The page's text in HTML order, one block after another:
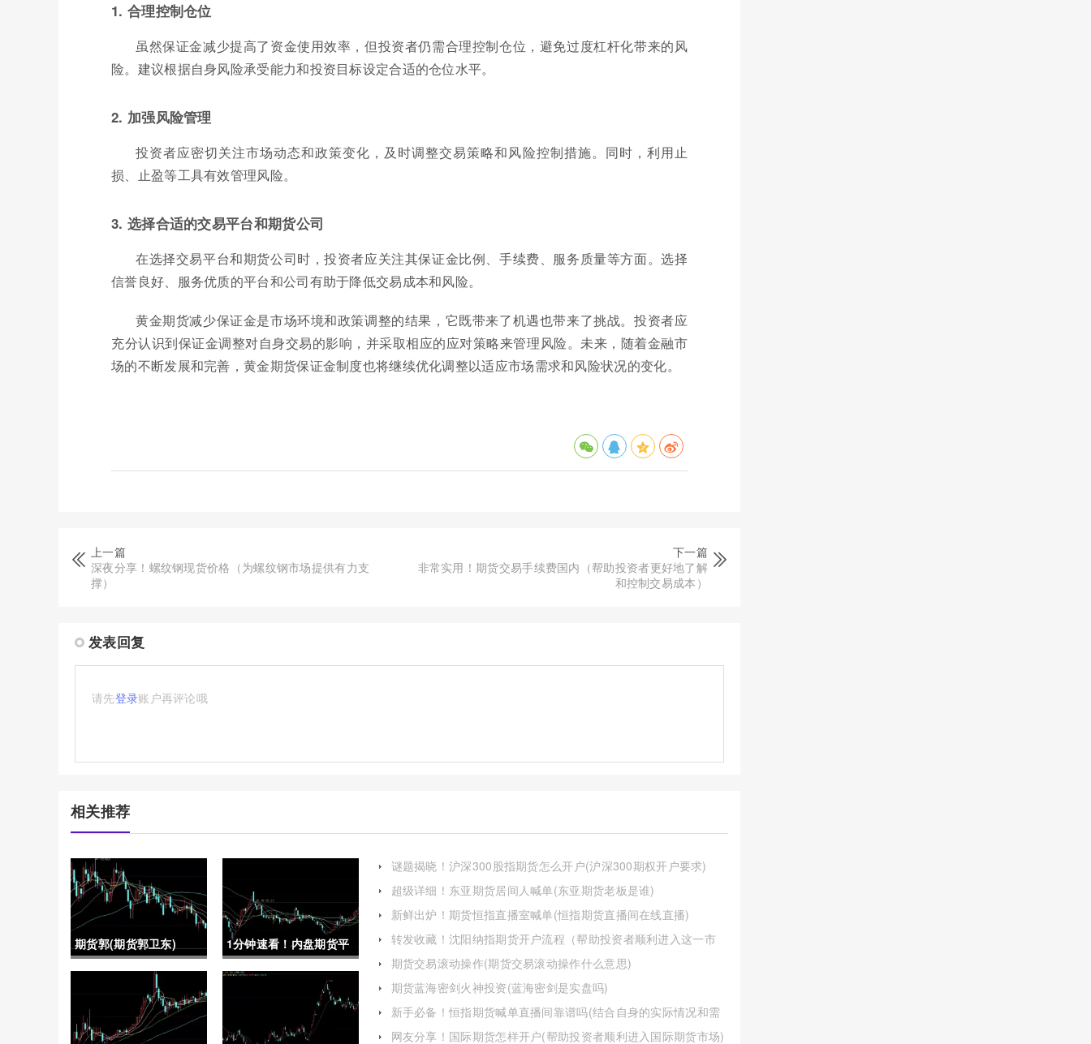
1. 合理控制仓位
虽然保证金减少提高了资金使用效率，但投资者仍需合理控制仓位，避免过度杠杆化带来的风
险。建议根据自身风险承受能力和投资目标设定合适的仓位水平。
2. 加强风险管理
投资者应密切关注市场动态和政策变化，及时调整交易策略和风险控制措施。同时，利用止
损、止盈等工具有效管理风险。
3. 选择合适的交易平台和期货公司
在选择交易平台和期货公司时，投资者应关注其保证金比例、手续费、服务质量等方面。选择
信誉良好、服务优质的平台和公司有助于降低交易成本和风险。
黄金期货减少保证金是市场环境和政策调整的结果，它既带来了机遇也带来了挑战。投资者应
充分认识到保证金调整对自身交易的影响，并采取相应的应对策略来管理风险。未来，随着金融市
场的不断发展和完善，黄金期货保证金制度也将继续优化调整以适应市场需求和风险状况的变化。
上一篇
深夜分享！螺纹钢现货价格（为螺纹钢市场提供有力支
撑）
下一篇
非常实用！期货交易手续费国内（帮助投资者更好地了解
和控制交易成本）
发表回复
请先登录账户再评论哦
相关推荐
期货郭(期货郭卫东)
1分钟速看！内盘期货平
台反向喊单：解析与风险
谜题揭晓！沪深300股指期货怎么开户(沪深300期权开户要求)
超级详细！东亚期货居间人喊单(东亚期货老板是谁)
新鲜出炉！期货恒指直播室喊单(恒指期货直播间在线直播)
转发收藏！沈阳纳指期货开户流程（帮助投资者顺利进入这一市
场）
期货交易滚动操作(期货交易滚动操作什么意思)
期货蓝海密剑火神投资(蓝海密剑是实盘吗)
新手必备！恒指期货喊单直播间靠谱吗(结合自身的实际情况和需
求做出决策)
网友分享！国际期货怎样开户(帮助投资者顺利进入国际期货市场)